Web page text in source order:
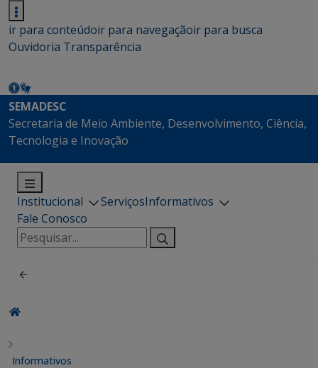
ir para conteúdoir para navegaçãoir para busca
Ouvidoria Transparência
SEMADESC
Secretaria de Meio Ambiente, Desenvolvimento, Ciência,
Tecnologia e Inovação
Institucional ServiçosInformativos
Fale Conosco
Pesquisar
por:
Informativos